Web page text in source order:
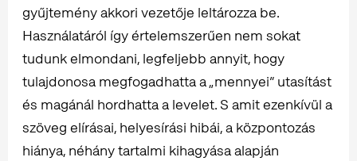
gyűjtemény akkori vezetője leltározza be.
Használatáról így értelemszerűen nem sokat
tudunk elmondani, legfeljebb annyit, hogy
tulajdonosa megfogadhatta a „mennyei” utasítást
és magánál hordhatta a levelet. S amit ezenkívül a
szöveg elírásai, helyesírási hibái, a központozás
hiánya, néhány tartalmi kihagyása alapján